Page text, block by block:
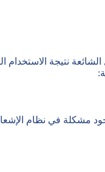
نتيجة
مشكلة في نظام